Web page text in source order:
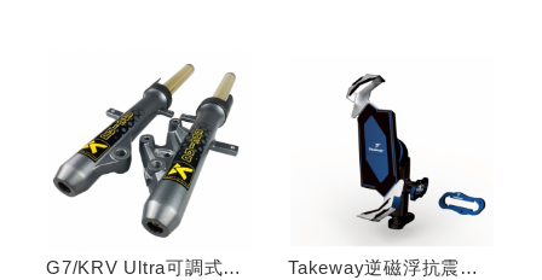
G7/KRV Ultra可調式倒
Takeway逆磁浮抗震手